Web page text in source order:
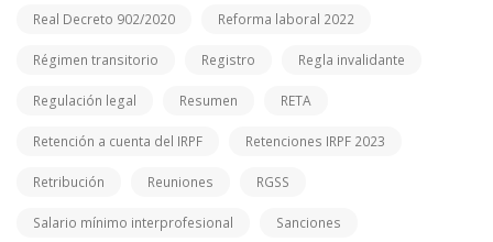
Real Decreto 902/2020 Reforma laboral 2022
Régimen transitorio Registro Regla invalidante
Regulación legal Resumen RETA
Retención a cuenta del IRPF Retenciones IRPF 2023
Retribución Reuniones RGSS
Salario mínimo interprofesional Sanciones